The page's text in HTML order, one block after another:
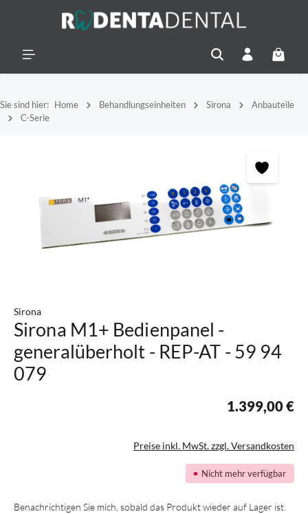
Sie sind hier: Home Behandlungseinheiten Sirona
Anbauteile
C-Serie
Sirona
Sirona M1+ Bedienpanel -
generalüberholt - REP-AT - 59 94
079
1.399,00 €
Preise inkl. MwSt. zzgl. Versandkosten
Nicht mehr verfügbar
Benachrichtigen Sie mich, sobald das Produkt wieder auf Lager ist.